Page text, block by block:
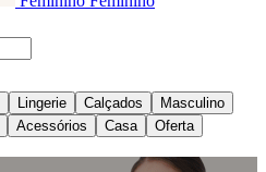
Lingerie Calçados
Masculino
Acessórios Casa Oferta